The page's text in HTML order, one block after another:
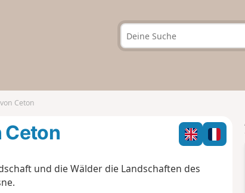
Ceton
Ceton
und die Wälder die Landschaften des